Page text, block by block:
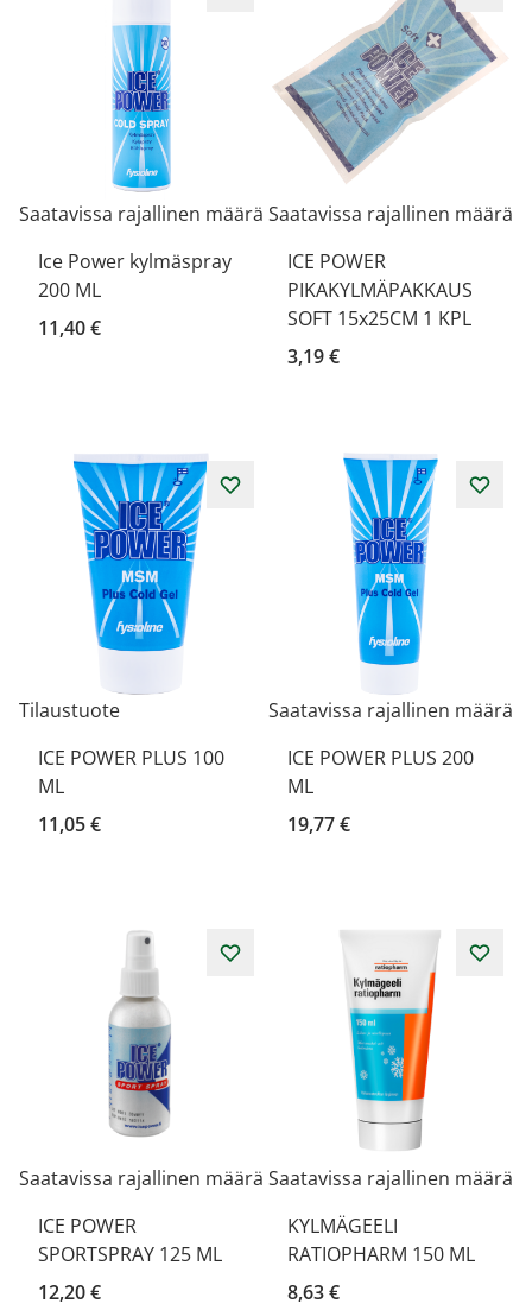
Saatavissa rajallinen määrä
Ice Power kylmäspray
200 ML
11,40 €
Saatavissa rajallinen määrä
ICE POWER
PIKAKYLMÄPAKKAUS
SOFT 15x25CM 1 KPL
3,19 €
Tilaustuote
ICE POWER PLUS 100
ML
11,05 €
Saatavissa rajallinen määrä
ICE POWER PLUS 200
ML
19,77 €
Saatavissa rajallinen määrä
ICE POWER
SPORTSPRAY 125 ML
12,20 €
Saatavissa rajallinen määrä
KYLMÄGEELI
RATIOPHARM 150 ML
8,63 €